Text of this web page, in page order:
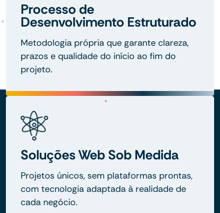
Processo de
Desenvolvimento Estruturado
Metodologia própria que garante clareza,
prazos e qualidade do início ao fim do
projeto.
Soluções Web Sob Medida
Projetos únicos, sem plataformas prontas,
com tecnologia adaptada à realidade de
cada negócio.